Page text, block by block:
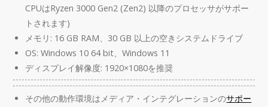
CPUはRyzen 3000 Gen2 (Zen2) 以降のプロセッサがサポー
トされます)
メモリ: 16 GB RAM、30 GB 以上の空きシステムドライブ
OS: Windows 10 64 bit、Windows 11
ディスプレイ解像度: 1920×1080を推奨
その他の動作環境はメディア・インテグレーションのサポー